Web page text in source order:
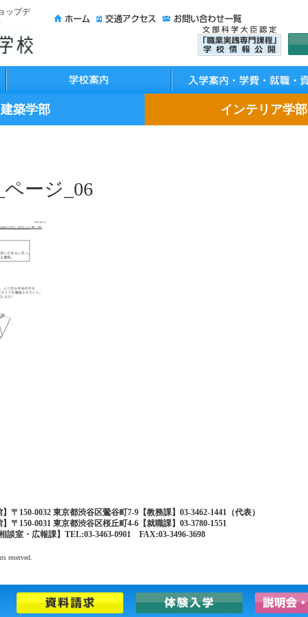
ップデ
学校案内 入学案内・学費・就職・資格
建築学部 インテリア学部
ージ_06
】〒150-0032 東京都渋谷区鶯谷町7-9【教務課】03-3462-1441（代表）
】〒150-0031 東京都渋谷区桜丘町4-6【就職課】03-3780-1551
相談室・広報課】TEL:03-3463-0901 FAX:03-3496-3698
reserved.